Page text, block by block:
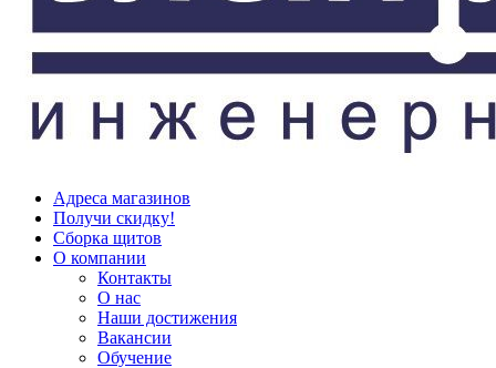
Адреса магазинов
Получи скидку!
Сборка щитов
О компании
Контакты
О нас
Наши достижения
Вакансии
Обучение